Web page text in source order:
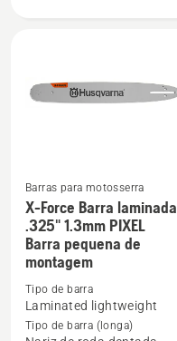
1.1mm
montar
Ver
mais
detalhes
Force
Barras para motosserra
X-Force Barra laminada
.325" 1.3mm PIXEL
Barra pequena de
montagem
Tipo de barra
Laminated lightweight
Tipo de barra (longa)